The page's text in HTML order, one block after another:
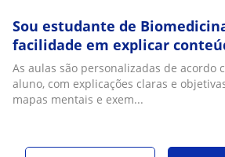
Sou estudante de
facilidade em explicar
clara e organizada. Já utilizo
mais
As aulas são personalizadas de acordo
aluno, com explicações claras e
mapas mentais e exem...